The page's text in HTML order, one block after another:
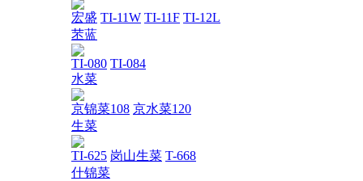
宏盛 TI-11W TI-11F TI-12L
苤蓝
TI-080 TI-084
水菜
京锦菜108 京水菜120
生菜
TI-625 岗山生菜 T-668
什锦菜